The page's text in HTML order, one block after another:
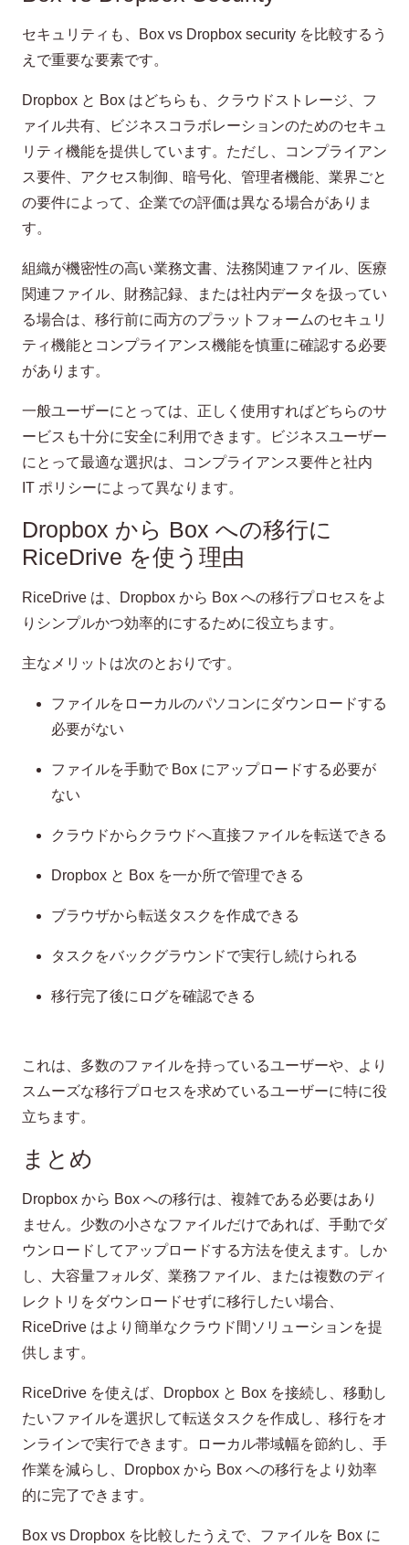
セキュリティも、Box vs Dropbox security を比較するう
えで重要な要素です。
Dropbox と Box はどちらも、クラウドストレージ、フ
ァイル共有、ビジネスコラボレーションのためのセキュ
リティ機能を提供しています。ただし、コンプライアン
ス要件、アクセス制御、暗号化、管理者機能、業界ごと
の要件によって、企業での評価は異なる場合がありま
す。
組織が機密性の高い業務文書、法務関連ファイル、医療
関連ファイル、財務記録、または社内データを扱ってい
る場合は、移行前に両方のプラットフォームのセキュリ
ティ機能とコンプライアンス機能を慎重に確認する必要
があります。
一般ユーザーにとっては、正しく使用すればどちらのサ
ービスも十分に安全に利用できます。ビジネスユーザー
にとって最適な選択は、コンプライアンス要件と社内
IT ポリシーによって異なります。
Dropbox から Box への移行に
RiceDrive を使う理由
RiceDrive は、Dropbox から Box への移行プロセスをよ
りシンプルかつ効率的にするために役立ちます。
主なメリットは次のとおりです。
ファイルをローカルのパソコンにダウンロードする
必要がない
ファイルを手動で Box にアップロードする必要が
ない
クラウドからクラウドへ直接ファイルを転送できる
Dropbox と Box を一か所で管理できる
ブラウザから転送タスクを作成できる
タスクをバックグラウンドで実行し続けられる
移行完了後にログを確認できる
これは、多数のファイルを持っているユーザーや、より
スムーズな移行プロセスを求めているユーザーに特に役
立ちます。
まとめ
Dropbox から Box への移行は、複雑である必要はあり
ません。少数の小さなファイルだけであれば、手動でダ
ウンロードしてアップロードする方法を使えます。しか
し、大容量フォルダ、業務ファイル、または複数のディ
レクトリをダウンロードせずに移行したい場合、
RiceDrive はより簡単なクラウド間ソリューションを提
供します。
RiceDrive を使えば、Dropbox と Box を接続し、移動し
たいファイルを選択して転送タスクを作成し、移行をオ
ンラインで実行できます。ローカル帯域幅を節約し、手
作業を減らし、Dropbox から Box への移行をより効率
的に完了できます。
Box vs Dropbox を比較したうえで、ファイルを Box に